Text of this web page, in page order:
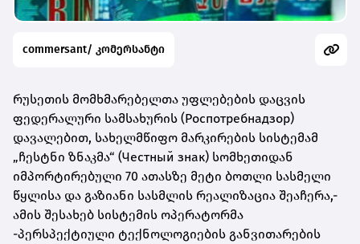
commersant/ კომერსანტი
რუსეთის მომხმარებელთა უფლებების დაცვის
ფედერალური სამსახურის (Роспотребнадзор)
დავალებით, სახელმწიფო მარკირების სისტემამ
„ჩესტნი ზნაკმა“ (Честный знак) სომხეთიდან
იმპორტირებული 70 ათასზე მეტი ბოთლი სასმელი
წყლისა და გაზიანი სასმლის რეალიზაცია შეაჩერა,-
ამის შესახებ სისტემის ოპერატორმა
-პერსპექტიული ტექნოლოგიების განვითარების